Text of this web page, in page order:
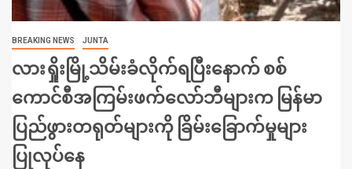
BREAKING NEWS JUNTA
လားရှိုးမြို့သိမ်းခံလိုက်ရပြီးနောက် စစ်
ကောင်စီအကြမ်းဖက်လော်ဘီများက မြန်မာ
ပြည်ဖွားတရုတ်များကို ခြိမ်းခြောက်မှုများ
ပြုလုပ်နေ